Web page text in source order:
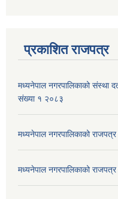
प्रकाशित राजपत्र
मध्यनेपाल नगरपालिकाको संस्था
संख्या १ २०८३
मध्यनेपाल नगरपालिकाको
मध्यनेपाल नगरपालिकाको